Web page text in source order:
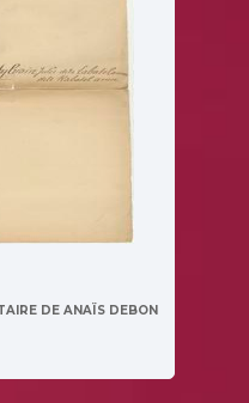
DE ANAÏS DEBON